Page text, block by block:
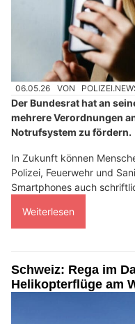
06.05.26 VON
Der Bundesrat hat an
mehrere Verordnungen
Notrufsystem zu fördern.
In Zukunft können
Polizei, Feuerwehr und
Smartphones auch
Weiterlesen
Schweiz: Rega im
Helikopterflüge am